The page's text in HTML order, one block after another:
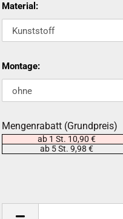
Material:
Montage:
Mengenrabatt (Grundpreis)
ab 1 St. 10,90 €
ab 5 St. 9,98 €